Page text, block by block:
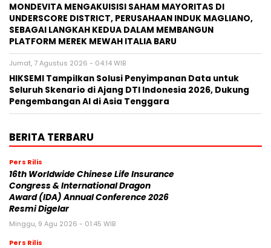
MONDEVITA MENGAKUISISI SAHAM MAYORITAS DI
UNDERSCORE DISTRICT, PERUSAHAAN INDUK MAGLIANO,
SEBAGAI LANGKAH KEDUA DALAM MEMBANGUN
PLATFORM MEREK MEWAH ITALIA BARU
Jumat, 7 Agustus 2026 - 04:14 WIB
HIKSEMI Tampilkan Solusi Penyimpanan Data untuk
Seluruh Skenario di Ajang DTI Indonesia 2026, Dukung
Pengembangan AI di Asia Tenggara
BERITA TERBARU
Pers Rilis
16th Worldwide Chinese Life Insurance
Congress & International Dragon
Award (IDA) Annual Conference 2026
Resmi Digelar
Minggu, 9 Agu 2026 - 01:45 WIB
Pers Rilis